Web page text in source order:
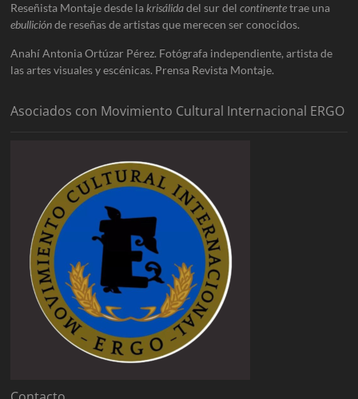
Reseñista Montaje desde lakrisálidadel sur delcontinentetrae una
ebulliciónde reseñas de artistas que merecen ser conocidos.
Anahí Antonia Ortúzar Pérez. Fotógrafa independiente, artista de
las artes visuales y escénicas. Prensa Revista Montaje.
Asociados con Movimiento Cultural Internacional ERGO